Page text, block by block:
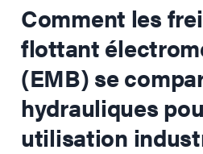
Comment les
flottant
(EMB) se
hydrauliques
utilisation